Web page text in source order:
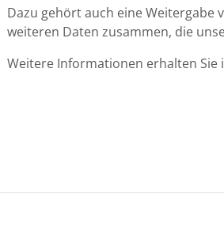
Dazu gehört auch eine
weiteren Daten zusammen, die
Weitere Informationen erhalten Sie